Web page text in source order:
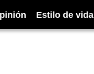
Estilo de vida